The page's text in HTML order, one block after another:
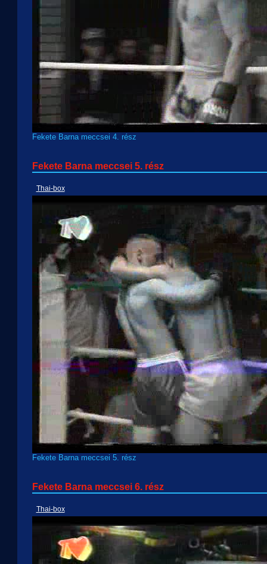
Fekete Barna meccsei 4. rész
Fekete Barna meccsei 5. rész
Thai-box
Fekete Barna meccsei 5. rész
Fekete Barna meccsei 6. rész
Thai-box